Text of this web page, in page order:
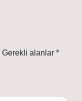
Gerekli alanlar *